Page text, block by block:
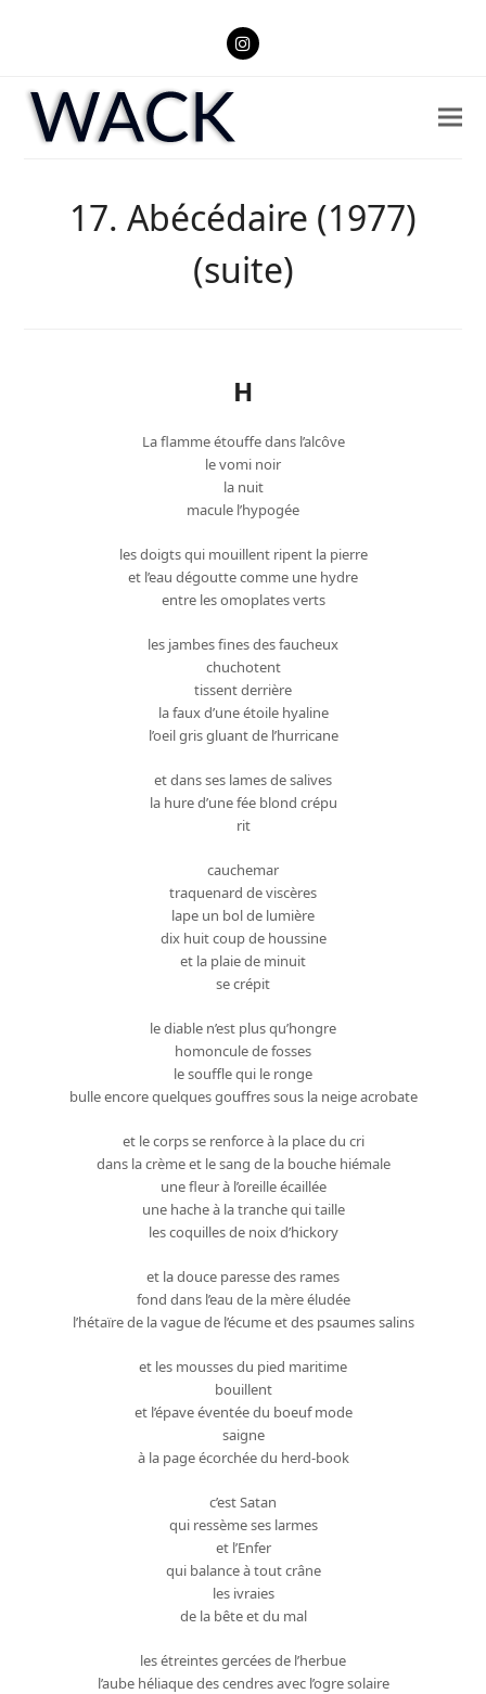
Instagram
17. Abécédaire (1977)
(suite)
H
La flamme étouffe dans l’alcôve
le vomi noir
la nuit
macule l’hypogée
les doigts qui mouillent ripent la pierre
et l’eau dégoutte comme une hydre
entre les omoplates verts
les jambes fines des faucheux
chuchotent
tissent derrière
la faux d’une étoile hyaline
l’oeil gris gluant de l’hurricane
et dans ses lames de salives
la hure d’une fée blond crépu
rit
cauchemar
traquenard de viscères
lape un bol de lumière
dix huit coup de houssine
et la plaie de minuit
se crépit
le diable n’est plus qu’hongre
homoncule de fosses
le souffle qui le ronge
bulle encore quelques gouffres sous la neige acrobate
et le corps se renforce à la place du cri
dans la crème et le sang de la bouche hiémale
une fleur à l’oreille écaillée
une hache à la tranche qui taille
les coquilles de noix d’hickory
et la douce paresse des rames
fond dans l’eau de la mère éludée
l’hétaïre de la vague de l’écume et des psaumes salins
et les mousses du pied maritime
bouillent
et l’épave éventée du boeuf mode
saigne
à la page écorchée du herd-book
c’est Satan
qui ressème ses larmes
et l’Enfer
qui balance à tout crâne
les ivraies
de la bête et du mal
les étreintes gercées de l’herbue
l’aube héliaque des cendres avec l’ogre solaire